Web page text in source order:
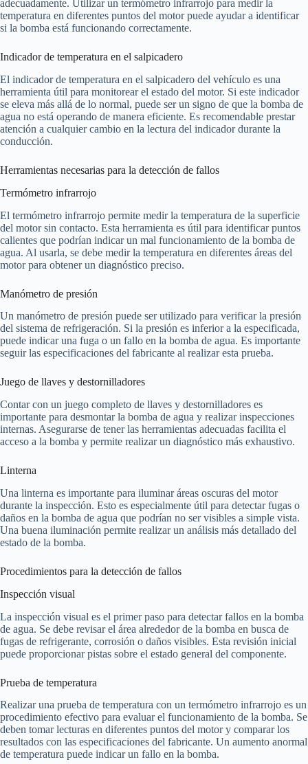
adecuadamente. Utilizar un termómetro infrarrojo para medir la
temperatura en diferentes puntos del motor puede ayudar a identificar
si la bomba está funcionando correctamente.
Indicador de temperatura en el salpicadero
El indicador de temperatura en el salpicadero del vehículo es una
herramienta útil para monitorear el estado del motor. Si este indicador
se eleva más allá de lo normal, puede ser un signo de que la bomba de
agua no está operando de manera eficiente. Es recomendable prestar
atención a cualquier cambio en la lectura del indicador durante la
conducción.
Herramientas necesarias para la detección de fallos
Termómetro infrarrojo
El termómetro infrarrojo permite medir la temperatura de la superficie
del motor sin contacto. Esta herramienta es útil para identificar puntos
calientes que podrían indicar un mal funcionamiento de la bomba de
agua. Al usarla, se debe medir la temperatura en diferentes áreas del
motor para obtener un diagnóstico preciso.
Manómetro de presión
Un manómetro de presión puede ser utilizado para verificar la presión
del sistema de refrigeración. Si la presión es inferior a la especificada,
puede indicar una fuga o un fallo en la bomba de agua. Es importante
seguir las especificaciones del fabricante al realizar esta prueba.
Juego de llaves y destornilladores
Contar con un juego completo de llaves y destornilladores es
importante para desmontar la bomba de agua y realizar inspecciones
internas. Asegurarse de tener las herramientas adecuadas facilita el
acceso a la bomba y permite realizar un diagnóstico más exhaustivo.
Linterna
Una linterna es importante para iluminar áreas oscuras del motor
durante la inspección. Esto es especialmente útil para detectar fugas o
daños en la bomba de agua que podrían no ser visibles a simple vista.
Una buena iluminación permite realizar un análisis más detallado del
estado de la bomba.
Procedimientos para la detección de fallos
Inspección visual
La inspección visual es el primer paso para detectar fallos en la bomba
de agua. Se debe revisar el área alrededor de la bomba en busca de
fugas de refrigerante, corrosión o daños visibles. Esta revisión inicial
puede proporcionar pistas sobre el estado general del componente.
Prueba de temperatura
Realizar una prueba de temperatura con un termómetro infrarrojo es un
procedimiento efectivo para evaluar el funcionamiento de la bomba. Se
deben tomar lecturas en diferentes puntos del motor y comparar los
resultados con las especificaciones del fabricante. Un aumento anormal
de temperatura puede indicar un fallo en la bomba.